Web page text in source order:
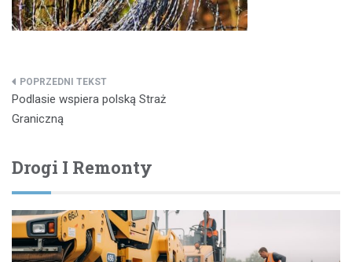
Nawigacja
wpisu
Podlasie wspiera polską Straż
Graniczną
Drogi I Remonty